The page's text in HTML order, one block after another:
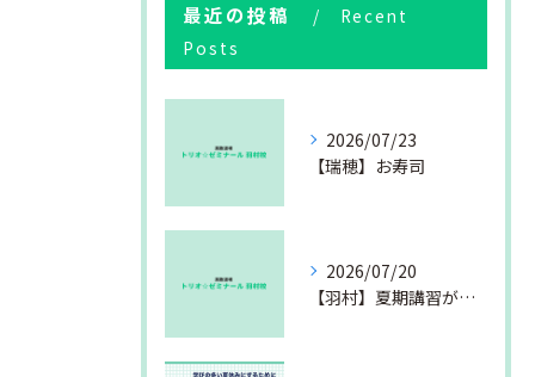
最近の投稿
Recent
Posts
2026/07/23
【瑞穂】お寿司
2026/07/20
【羽村】夏期講習が始まりました